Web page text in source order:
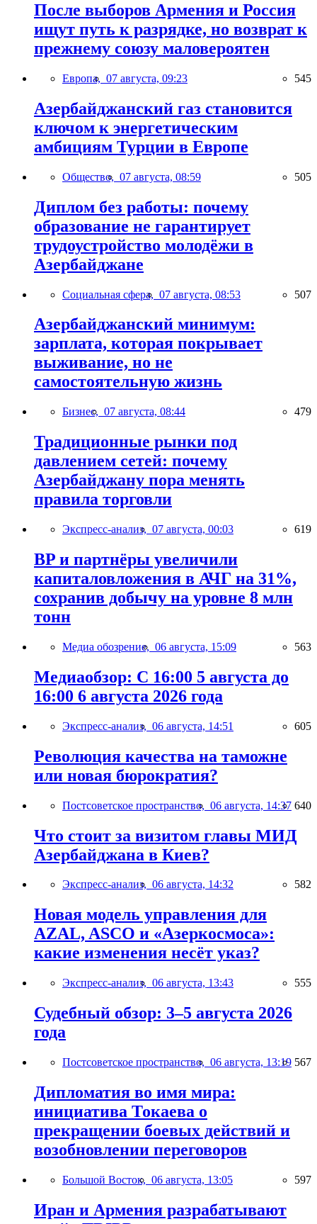
После выборов Армения и Россия
ищут путь к разрядке, но возврат к
прежнему союзу маловероятен
Европа, 07 августа, 09:23 545
Азербайджанский газ становится
ключом к энергетическим
амбициям Турции в Европе
Общество, 07 августа, 08:59 505
Диплом без работы: почему
образование не гарантирует
трудоустройство молодёжи в
Азербайджане
Социальная сфера, 07 августа, 08:53 507
Азербайджанский минимум:
зарплата, которая покрывает
выживание, но не
самостоятельную жизнь
Бизнес, 07 августа, 08:44 479
Традиционные рынки под
давлением сетей: почему
Азербайджану пора менять
правила торговли
Экспресс-анализ, 07 августа, 00:03 619
BP и партнёры увеличили
капиталовложения в АЧГ на 31%,
сохранив добычу на уровне 8 млн
тонн
Медиа обозрение, 06 августа, 15:09 563
Медиаобзор: С 16:00 5 августа до
16:00 6 августа 2026 года
Экспресс-анализ, 06 августа, 14:51 605
Революция качества на таможне
или новая бюрократия?
Постсоветское пространство, 06 августа, 14:37 640
Что стоит за визитом главы МИД
Азербайджана в Киев?
Экспресс-анализ, 06 августа, 14:32 582
Новая модель управления для
AZAL, ASCO и «Азеркосмоса»:
какие изменения несёт указ?
Экспресс-анализ, 06 августа, 13:43 555
Судебный обзор: 3–5 августа 2026
года
Постсоветское пространство, 06 августа, 13:19 567
Дипломатия во имя мира:
инициатива Токаева о
прекращении боевых действий и
возобновлении переговоров
Большой Восток, 06 августа, 13:05 597
Иран и Армения разрабатывают